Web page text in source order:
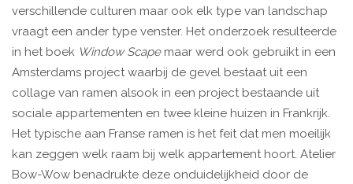
verschillende culturen maar ook elk type van landschap
vraagt een ander type venster. Het onderzoek resulteerde
in het boek Window Scapemaar werd ook gebruikt in een
Amsterdams project waarbij de gevel bestaat uit een
collage van ramen alsook in een project bestaande uit
sociale appartementen en twee kleine huizen in Frankrijk.
Het typische aan Franse ramen is het feit dat men moeilijk
kan zeggen welk raam bij welk appartement hoort. Atelier
Bow-Wow benadrukte deze onduidelijkheid door de